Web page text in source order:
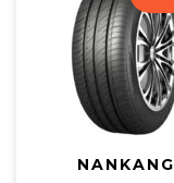
NANKANG